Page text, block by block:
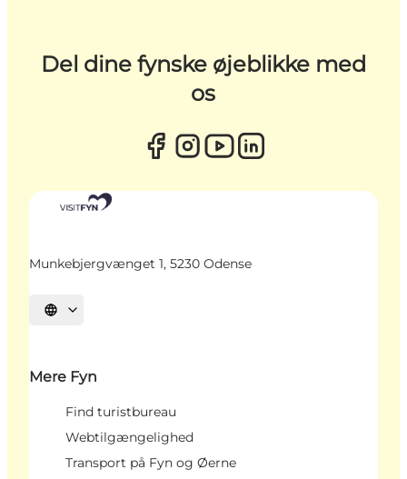
Del dine fynske øjeblikke med
os
Munkebjergvænget 1, 5230 Odense
Vælg sprog
Mere Fyn
Find turistbureau
Webtilgængelighed
Transport på Fyn og Øerne